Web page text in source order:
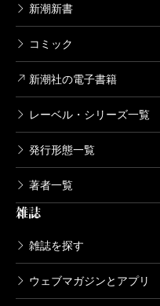
新潮新書
コミック
新潮社の電子書籍
レーベル・シリーズ一覧
発行形態一覧
著者一覧
雑誌
雑誌を探す
ウェブマガジンとアプリ